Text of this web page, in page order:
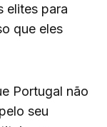
elites para
que eles
Portugal não
seu